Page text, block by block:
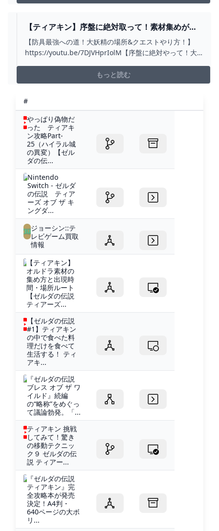
【ティアキン】序盤に絶対取って！素材集めが楽
になる神装備！【ゼルダの伝説】 - YOUTUBE
【防具最強への道！大妖精の場所&クエストやり方！】
https://youtu.be/7DJVHprIolM【序盤に絶対やって！大
https://youtu.be/In8PTHMtbvM【ゼルダの伝説 ティア
ーズ オブ ザ キングダム 攻略】https://youtube...
もっと読む
#
やっぱり偽物だ
った ティアキ
ン攻略Part‐
25（ハイラル城
の異変）【ゼル
ダの伝...
Nintendo
Switch - ゼルダ
の伝説 ティア
ーズ オブ ザ キ
ングダ...
ジョーシン::テ
レビゲーム買取
情報
【ティアキン】
オルドラ素材の
集め方と出現時
間・場所ルート
【ゼルダの伝説
ティアーズ...
【ゼルダの伝説
#1】ティアキン
の中で食べた料
理だけを食べて
生活する！ ティ
アキ...
『ゼルダの伝説
ブレス オブ ザ ワ
イルド』続編
の“略称”をめぐっ
て議論勃発。「...
ティアキン 挑戦
してみて！驚き
の移動テクニッ
ク９ ゼルダの伝
説 ティアー...
『ゼルダの伝説
ティアキン』完
全攻略本が発売
決定！A4判・
640ページの大ボ
リ...